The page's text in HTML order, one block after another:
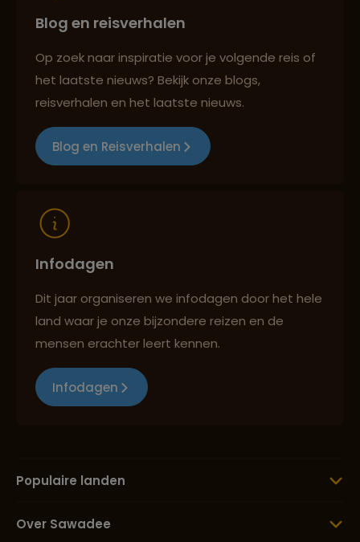
Best beoordeelde reisroutes
Reizen met oog voor mens, cultuur en milieu
Blog en reisverhalen
Op zoek naar inspiratie voor je volgende reis of
het laatste nieuws? Bekijk onze blogs,
reisverhalen en het laatste nieuws.
Blog en Reisverhalen
Infodagen
Dit jaar organiseren we infodagen door het hele
land waar je onze bijzondere reizen en de
mensen erachter leert kennen.
Infodagen
Populaire landen
Over Sawadee